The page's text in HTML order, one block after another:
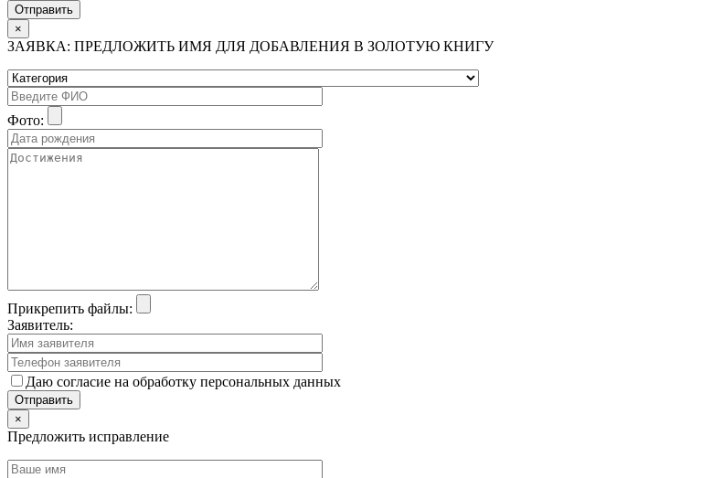
×
ЗАЯВКА: ПРЕДЛОЖИТЬ ИМЯ ДЛЯ ДОБАВЛЕНИЯ В ЗОЛОТУЮ КНИГУ
Фото:
Прикрепить файлы:
Заявитель:
Даю согласие на обработку персональных данных
×
Предложить исправление